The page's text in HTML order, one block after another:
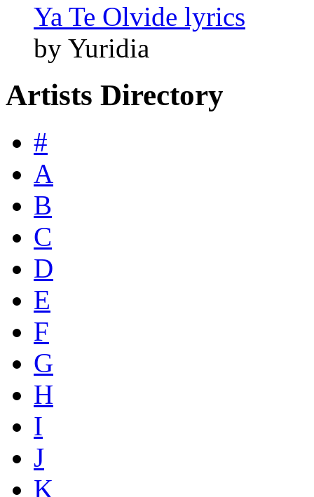
Ya Te Olvide lyrics
by Yuridia
Artists Directory
#
A
B
C
D
E
F
G
H
I
J
K